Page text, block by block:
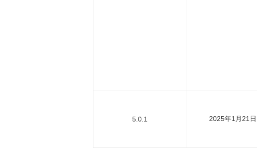
5.0.1 2025年1月21日